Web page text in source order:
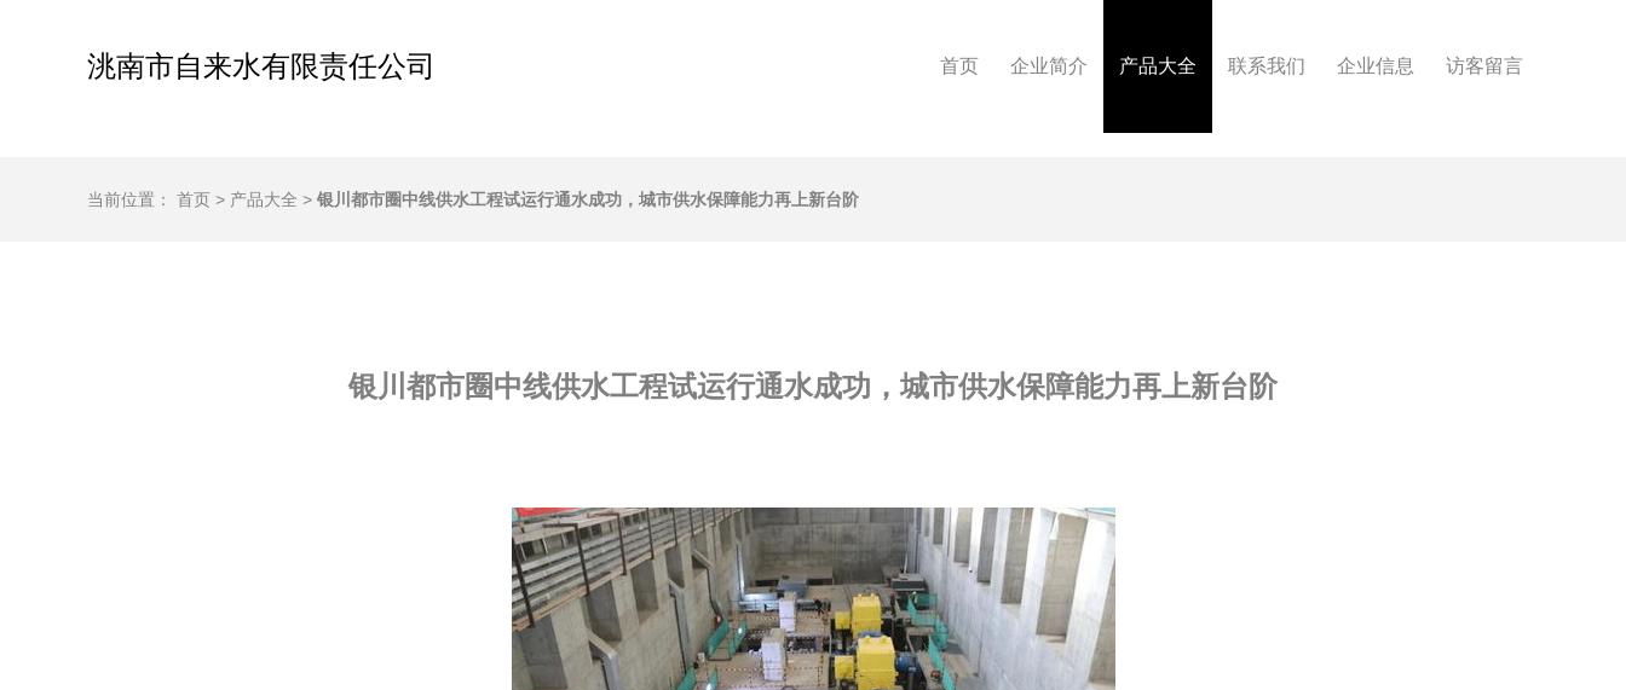
洮南市自来水有限责任公司 首页 企业简介 产品大全 联系我们 企业信息 访客留言
当前位置： 首页 > 产品大全 > 银川都市圈中线供水工程试运行通水成功，城市供水保障能力再上新台阶
银川都市圈中线供水工程试运行通水成功，城市供水保障能力再上新台阶